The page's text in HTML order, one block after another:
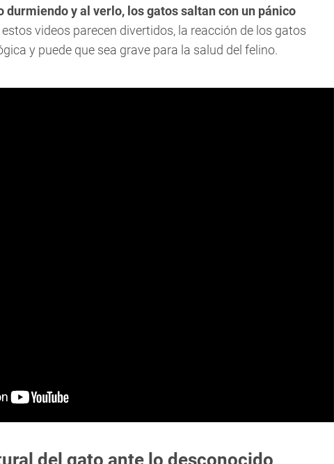
durmiendo y al verlo, los gatos saltan con un pánico
videos parecen divertidos, la reacción de los gatos
y puede que sea grave para la salud del felino.